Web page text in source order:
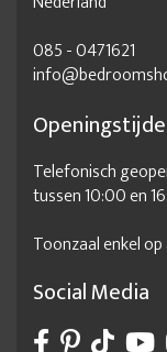
085 - 0471621
Telefonisch
tussen 10:00 en
Toonzaal enkel
Social Media